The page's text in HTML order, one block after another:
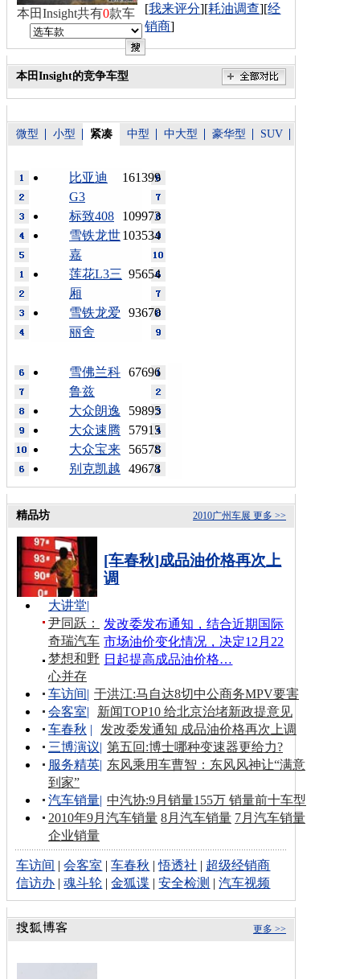
[我来评分][耗油调查][经
销商]
本田Insight共有0款车
本田Insight的竞争车型
微型 小型 紧凑 中型 中大型 豪华型 SUV
161399
比亚迪
G3
109973
标致408
103534
雪铁龙世
嘉
95654
莲花L3三
厢
93670
雪铁龙爱
丽舍
67696
雪佛兰科
鲁兹
59895
大众朗逸
57915
大众速腾
56578
大众宝来
49678
别克凯越
更多 >>
2010广州车展
精品坊
[车春秋]成品油价格再次上
调
发改委发布通知，结合近期国际
市场油价变化情况，决定12月22
日起提高成品油价格…
大讲堂|
尹同跃：
奇瑞汽车
梦想和野
心并存
车访间| 于洪江:马自达8切中公商务MPV要害
会客室|
新闻TOP10 给北京治堵新政提意见
车春秋 |
发改委发通知 成品油价格再次上调
三博演议| 第五回:博士哪种变速器更给力?
服务精英| 东风乘用车曹智：东风风神让“满意
到家”
汽车销量| 中汽协:9月销量155万 销量前十车型
2010年9月汽车销量 8月汽车销量 7月汽车销量
企业销量
车访间 |会客室 |车春秋 |悟透社 | 超级经销商
信访办 |魂斗轮 |金狐谍 |安全检测 |汽车视频
更多 >>